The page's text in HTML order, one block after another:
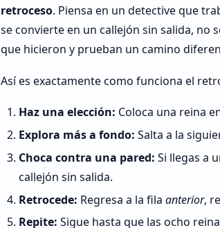
retroceso. Piensa en un detective que
se convierte en un callejón sin salida, no
que hicieron y prueban un camino
Así es exactamente como funciona el
Haz una elección: Coloca una reina
Explora más a fondo: Salta a la
Choca contra una pared: Si llegas a
callejón sin salida.
Retrocede: Regresa a la fila anterior,
Repite: Sigue hasta que las ocho